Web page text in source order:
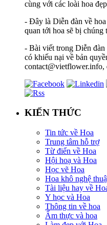
cùng với các loài hoa
- Đây là Diễn đàn về
quan tới hoa sẽ bị
- Bài viết trong Diễn đàn
có khiếu nại về bản
contact@vietflower.info,
KIẾN THỨC
Tin tức về Hoa
Trung tâm hỗ trợ
Từ điển về Hoa
Hội hoạ và Hoa
Học vẽ Hoa
Hoa khô nghệ
Tài liệu hay về
Y học và Hoa
Thông tin về hoa
Ẩm thực và hoa